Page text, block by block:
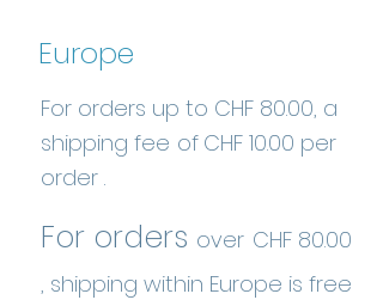
Europe
For orders up to CHF 80.00, a
shipping fee of CHF 10.00 per
order .
For orders over CHF 80.00
, shipping within Europe is free